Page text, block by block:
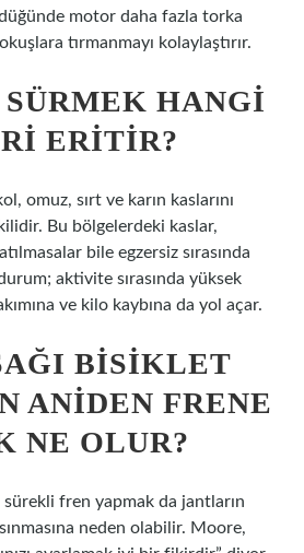
motor daha fazla torka
tırmanmayı kolaylaştırır.
HANGI
ERITIR?
omuz, sırt ve karın kaslarını
Bu bölgelerdeki kaslar,
bile egzersiz sırasında
aktivite sırasında yüksek
ve kilo kaybına da yol açar.
BISIKLET
ANIDEN FRENE
NE OLUR?
sürekli fren yapmak da jantların
neden olabilir. Moore,